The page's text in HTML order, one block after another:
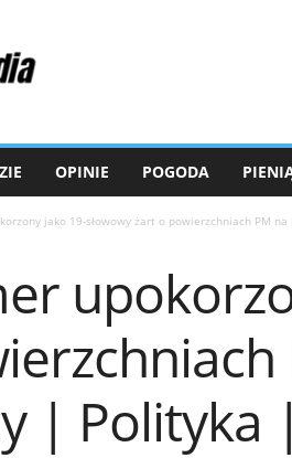
OPINIE POGODA
jako 19-słowowy żart o powierzchniach PM
| Polityka